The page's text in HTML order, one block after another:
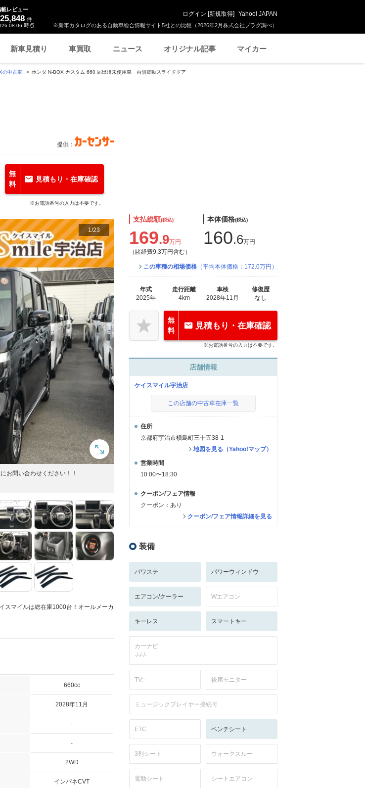
※新車カタログのある自動車総合情報サイト5社との比較（2026年2月株式会社プラグ調べ）
載レビュー
件
時点
ログイン [新規取得] Yahoo! JAPAN
新車見積り 車買取 ニュース オリジナル記事 マイカー
の中古車 ホンダ N-BOX カスタム 660 届出済未使用車 両側電動スライドドア
提供：
無
料
見積もり・在庫確認
※お電話番号の入力は不要です。
1/23
お問い合わせください！！
スマイルは総在庫1000台！オールメーカ
660cc
2028年11月
-
-
2WD
インパネCVT
支払総額(税込)
169.9万円
（諸経費9.3万円含む）
本体価格(税込)
160.6万円
この車種の相場価格 （平均本体価格：172.0万円）
年式
2025年
走行距離
4km
車検
2028年11月
修復歴
なし
無
料
見積もり・在庫確認
※お電話番号の入力は不要です。
店舗情報
ケイスマイル宇治店
この店舗の中古車在庫一覧
住所
京都府宇治市槇島町三十五38-1
地図を見る（Yahoo!マップ）
営業時間
10:00〜18:30
クーポン/フェア情報
クーポン：あり
クーポン/フェア情報詳細を見る
装備
パワステ パワーウィンドウ
エアコン/クーラー Wエアコン
キーレス スマートキー
カーナビ
-/-/-/-
TV:- 後席モニター
ミュージックプレイヤー接続可
ETC ベンチシート
3列シート ウォークスルー
電動シート シートエアコン